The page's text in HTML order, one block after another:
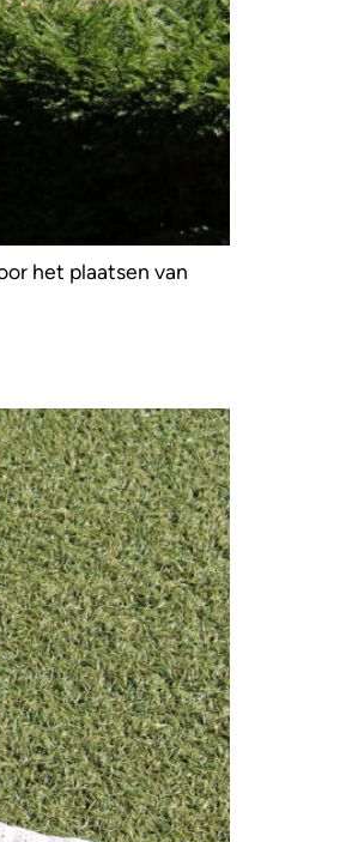
het plaatsen van